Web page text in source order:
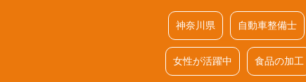
神奈川県 自動車整備士
女性が活躍中 食品の加工